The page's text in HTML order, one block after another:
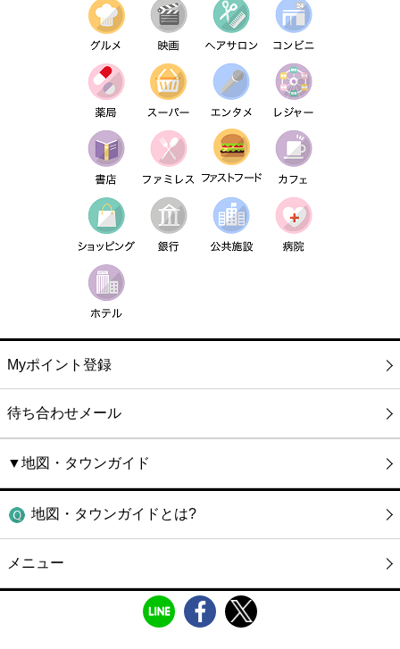
Myポイント登録
待ち合わせメール
▼地図・タウンガイド
地図・タウンガイドとは?
メニュー